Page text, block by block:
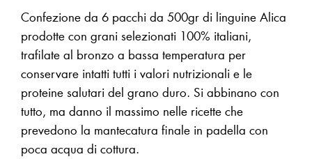
Confezione da 6 pacchi da 500gr di linguine Alica
prodotte con grani selezionati 100% italiani,
trafilate al bronzo a bassa temperatura per
conservare intatti tutti i valori nutrizionali e le
proteine salutari del grano duro. Si abbinano con
tutto, ma danno il massimo nelle ricette che
prevedono la mantecatura finale in padella con
poca acqua di cottura.